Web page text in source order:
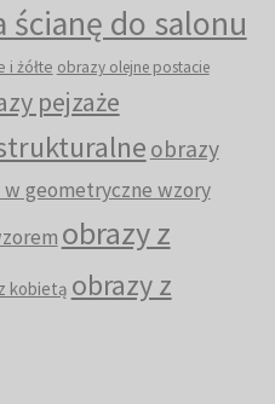
ścianę do salonu
i żółte obrazy olejne postacie
pejzaże
obrazy
w geometryczne wzory
obrazy z
kobietą obrazy z